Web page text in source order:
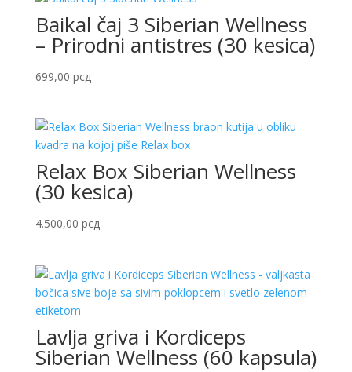
Baikal čaj 3 Siberian Wellness
– Prirodni antistres (30 kesica)
699,00 рсд
Relax Box Siberian Wellness
(30 kesica)
4.500,00 рсд
Lavlja griva i Kordiceps
Siberian Wellness (60 kapsula)